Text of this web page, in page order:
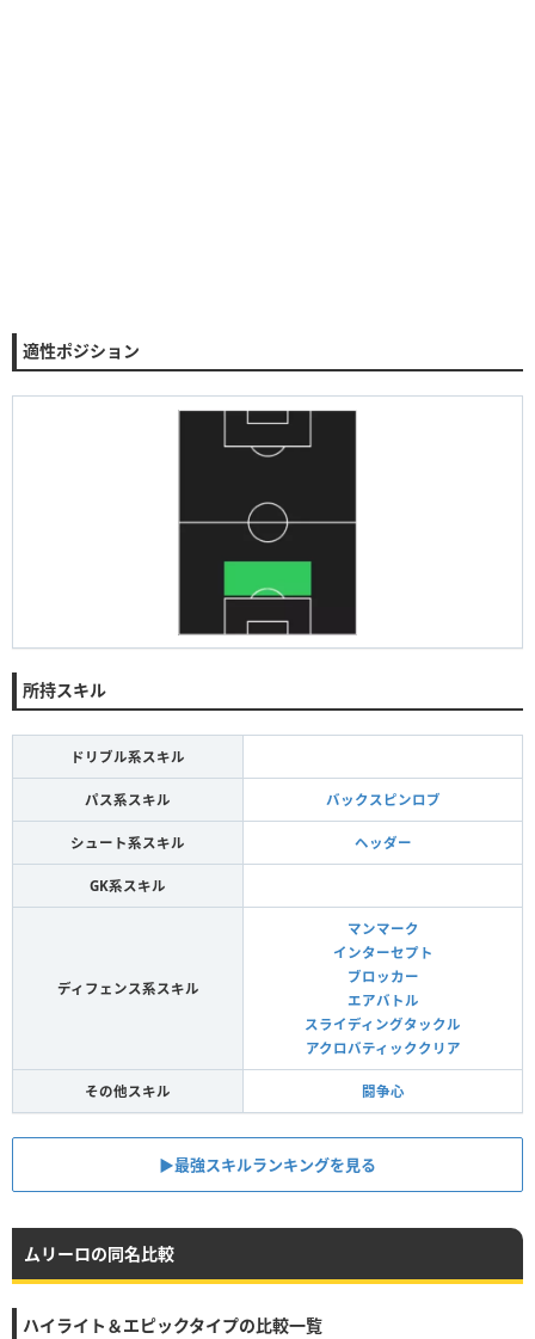
適性ポジション
所持スキル
ドリブル系スキル
パス系スキル バックスピンロブ
シュート系スキル ヘッダー
GK系スキル
ディフェンス系スキル
マンマーク
インターセプト
ブロッカー
エアバトル
スライディングタックル
アクロバティッククリア
その他スキル 闘争心
▶︎最強スキルランキングを見る
ムリーロの同名比較
ハイライト＆エピックタイプの比較一覧